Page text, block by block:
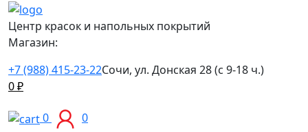
Центр красок и напольных покрытий
Магазин:
+7 (988) 415-23-22Сочи, ул. Донская 28 (с 9-18 ч.)
0₽
0
0